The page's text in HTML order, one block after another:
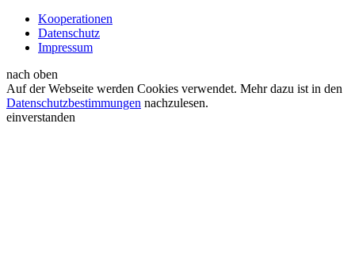
Kooperationen
Datenschutz
Impressum
nach oben
Auf der Webseite werden Cookies verwendet. Mehr dazu ist in den
Datenschutzbestimmungen nachzulesen.
einverstanden